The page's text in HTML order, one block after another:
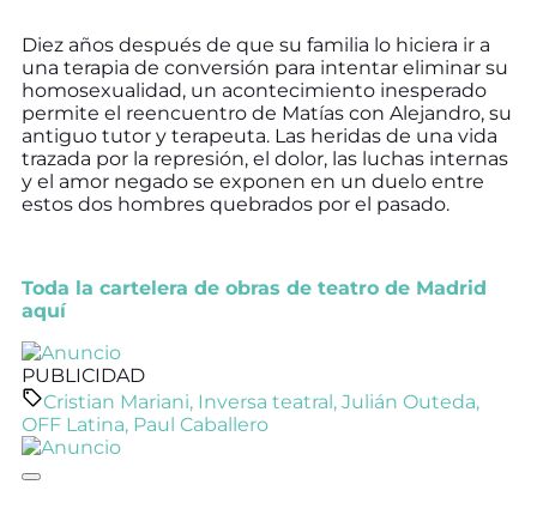
Diez años después de que su familia lo hiciera ir a
una terapia de conversión para intentar eliminar su
homosexualidad, un acontecimiento inesperado
permite el reencuentro de Matías con Alejandro, su
antiguo tutor y terapeuta. Las heridas de una vida
trazada por la represión, el dolor, las luchas internas
y el amor negado se exponen en un duelo entre
estos dos hombres quebrados por el pasado.
Toda la cartelera de obras de teatro de Madrid
aquí
PUBLICIDAD
Cristian Mariani, Inversa teatral, Julián Outeda,
OFF Latina, Paul Caballero